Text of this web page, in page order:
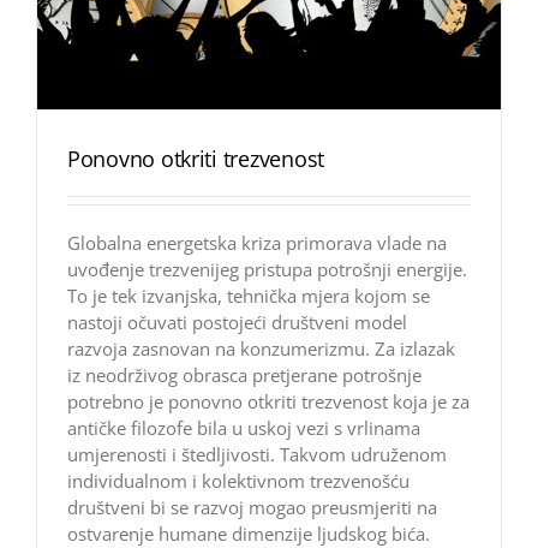
Ponovno otkriti trezvenost
Globalna energetska kriza primorava vlade na
uvođenje trezvenijeg pristupa potrošnji energije.
To je tek izvanjska, tehnička mjera kojom se
nastoji očuvati postojeći društveni model
razvoja zasnovan na konzumerizmu. Za izlazak
iz neodrživog obrasca pretjerane potrošnje
potrebno je ponovno otkriti trezvenost koja je za
antičke filozofe bila u uskoj vezi s vrlinama
umjerenosti i štedljivosti. Takvom udruženom
individualnom i kolektivnom trezvenošću
društveni bi se razvoj mogao preusmjeriti na
ostvarenje humane dimenzije ljudskog bića.